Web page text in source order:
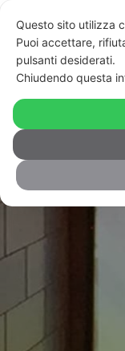
Emilia
prezzo: la
Questo sito utilizza
Puoi accettare,
pulsanti desiderati.
Chiudendo questa